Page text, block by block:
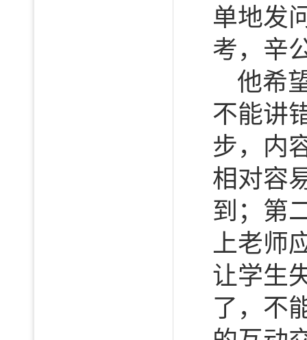
单地发
考，辛
他希
不能讲
步，内
相对容
到；第
上老师
让学生
了，不